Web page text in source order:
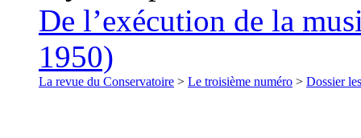
De l’exécution de la
1950)
La revue du Conservatoire > Le troisième numéro > Dossier